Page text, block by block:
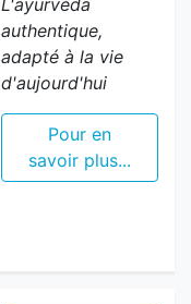
authentique,
adapté à la vie
d'aujourd'hui
Pour en
savoir plus...